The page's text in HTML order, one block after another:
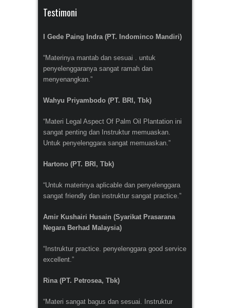
Testimoni
I Gede Paing Indra (PT. Indominco Mandiri)
“Materinya mantab dan sesuai . untuk
penyelenggaranya sangat ramah dan
menyenangkan.”
Wahyu Priyambodo (PT. BRI, Tbk)
“Materi Legal Aspect Of Palm Oil Plantation ini
sangat penting dan Instruktur memuaskan.
Untuk penyelenggara sangat memuaskan.”
Hartono (PT. BRI, Tbk)
“Untuk materinya aplicable dan penyelenggara
sangat friendly dan instruktur sangat practice.”
Amir Kushairi Husain (Syarikat Prasarana
Negara Berhad Malaysia)
“Instruktur practice. penyelenggara good service
excellent.”
Rina (PT. Petrosea, Tbk)
“Materi sangat bagus dan sesuai. Instruktur